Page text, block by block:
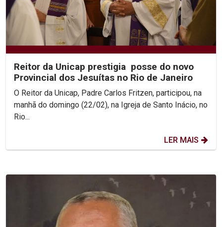
Reitor da Unicap prestigia posse do novo
Provincial dos Jesuítas no Rio de Janeiro
O Reitor da Unicap, Padre Carlos Fritzen, participou, na
manhã do domingo (22/02), na Igreja de Santo Inácio, no
Rio...
LER MAIS